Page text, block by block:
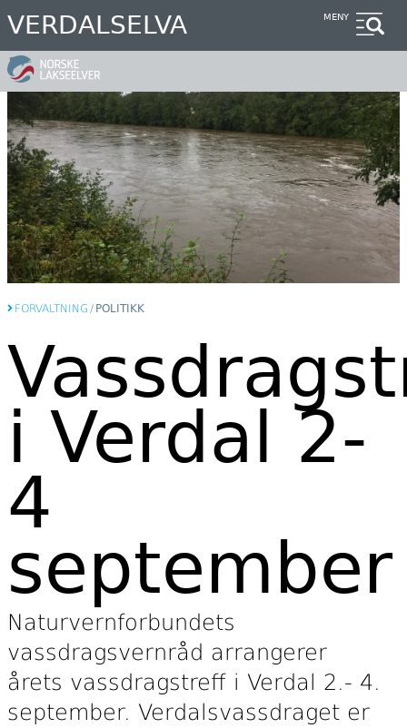
Hopp
til
hovedinnhold
VERDALSELVA MENY
FORVALTNING / POLITIKK
i Verdal 2-
4
september
Naturvernforbundets
vassdragsvernråd arrangerer
årets vassdragstreff i Verdal 2.- 4.
september. Verdalsvassdraget er